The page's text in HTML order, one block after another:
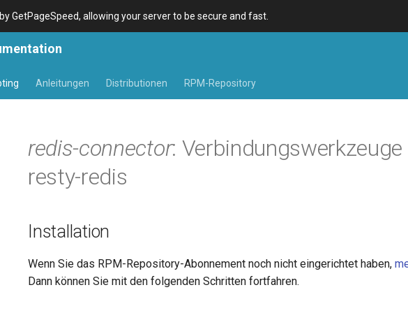
by GetPageSpeed, allowing your server to be secure and fast.
Anleitungen Distributionen RPM-Repository
redis-connector:
resty-redis
Installation
Wenn Sie das RPM-Repository-Abonnement noch nicht eingerichtet haben,
Dann können Sie mit den folgenden Schritten fortfahren.